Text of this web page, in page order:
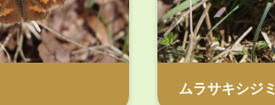
ムラサキシジミ